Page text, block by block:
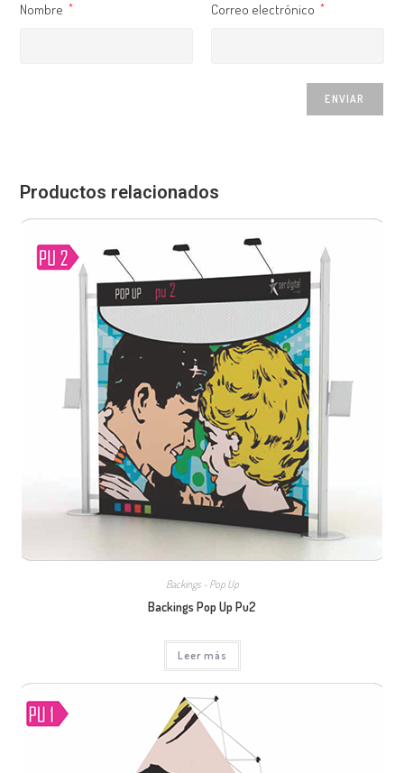
Nombre * Correo electrónico *
Productos relacionados
Backings - Pop Up
Backings Pop Up Pu2
Leer más